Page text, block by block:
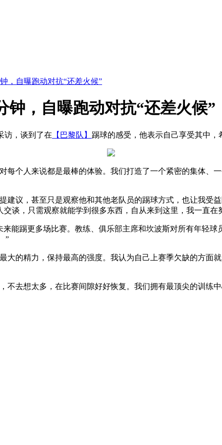
，自曝跑动对抗“还差火候”
钟，自曝跑动对抗“还差火候”
访，谈到了在 【巴黎队】 踢球的感受，他表示自己享受其中，
每个人来说都是最棒的体验。我们打造了一个紧密的集体、
建议，甚至只是观察他和其他老队员的踢球方式，也让我受
谈，只需观察就能学到很多东西，自从来到这里，我一直在
能踢更多场比赛。教练、俱乐部主席和坎波斯对所有年轻
”
大的精力，保持最高的强度。我认为自己上赛季欠缺的方面
去想太多，在比赛间隙好好恢复。我们拥有最顶尖的训练